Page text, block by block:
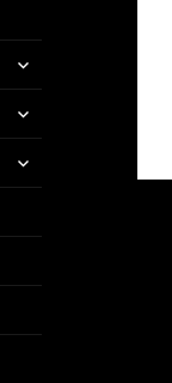
untermenü
öffnen
untermenü
öffnen
untermenü
öffnen